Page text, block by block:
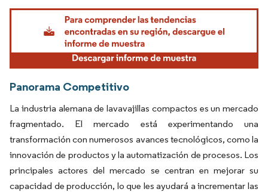
Imagen © Mordor Intelligence. El uso requiere atribución según CC BY 4.0.
Panorama Competitivo
La industria alemana de lavavajillas compactos es un mercado
fragmentado. El mercado está experimentando una
transformación con numerosos avances tecnológicos, como la
innovación de productos y la automatización de procesos. Los
principales actores del mercado se centran en mejorar su
capacidad de producción, lo que les ayudará a incrementar las